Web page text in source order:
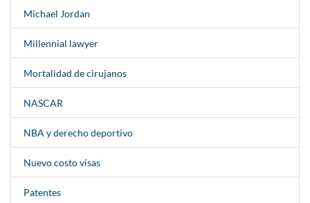
Michael Jordan
Millennial lawyer
Mortalidad de cirujanos
NASCAR
NBA y derecho deportivo
Nuevo costo visas
Patentes